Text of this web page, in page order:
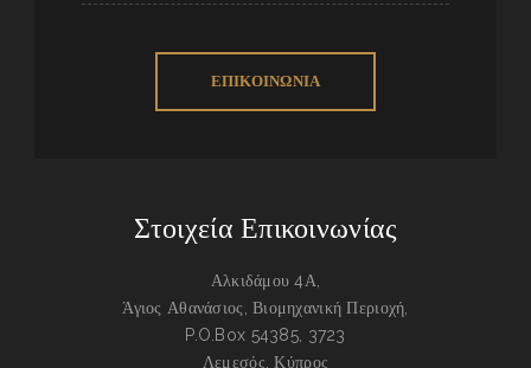
ΕΠΙΚΟΙΝΩΝΙΑ
Στοιχεία Επικοινωνίας
Αλκιδάμου 4Α,
Άγιος Αθανάσιος, Βιομηχανική Περιοχή,
P.O.Box 54385, 3723
Λεμεσός, Κύπρος